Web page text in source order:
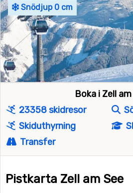
Snödjup 0 cm
Boka i Zell am
23358 skidresor
Skiduthyrning
Transfer
Pistkarta Zell am See